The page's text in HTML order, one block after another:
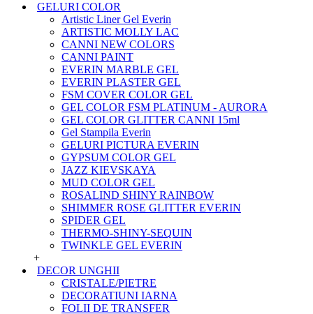
GELURI COLOR
Artistic Liner Gel Everin
ARTISTIC MOLLY LAC
CANNI NEW COLORS
CANNI PAINT
EVERIN MARBLE GEL
EVERIN PLASTER GEL
FSM COVER COLOR GEL
GEL COLOR FSM PLATINUM - AURORA
GEL COLOR GLITTER CANNI 15ml
Gel Stampila Everin
GELURI PICTURA EVERIN
GYPSUM COLOR GEL
JAZZ KIEVSKAYA
MUD COLOR GEL
ROSALIND SHINY RAINBOW
SHIMMER ROSE GLITTER EVERIN
SPIDER GEL
THERMO-SHINY-SEQUIN
TWINKLE GEL EVERIN
+
DECOR UNGHII
CRISTALE/PIETRE
DECORATIUNI IARNA
FOLII DE TRANSFER